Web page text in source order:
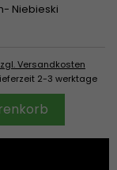
Niebieski
Versandkosten
2-3 werktage